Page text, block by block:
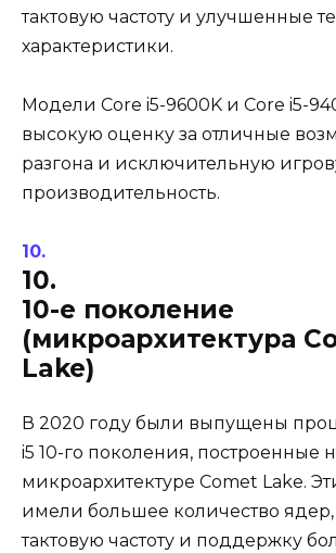
тактовую частоту и улучшенные
характеристики.
Модели Core i5-9600K и Core i5-
высокую оценку за отличные
разгона и исключительную
производительность.
10.
10-е поколение
(микроархитектура
Lake)
В 2020 году были выпущены
i5 10-го поколения, построенные
микроархитектуре Comet Lake.
имели большее количество
тактовую частоту и поддержку